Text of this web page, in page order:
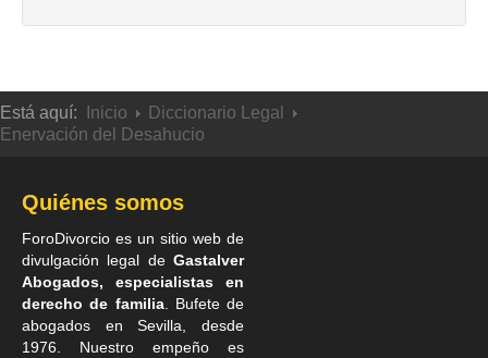
Está aquí: Inicio
Diccionario Legal
Enervación del Desahucio
Quiénes somos
ForoDivorcio es un sitio web de
divulgación legal de Gastalver
Abogados, especialistas en
derecho de familia. Bufete de
abogados en Sevilla , desde
1976. Nuestro empeño es